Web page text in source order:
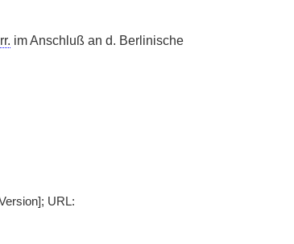
im Anschluß an d. Berlinische
URL: